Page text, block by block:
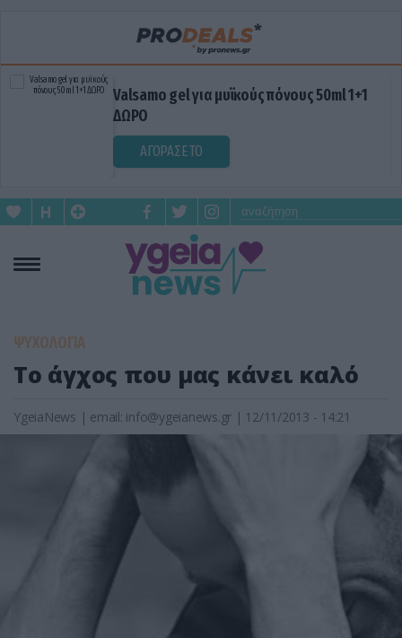
Valsamo gel για μυϊκούς πόνους 50ml 1+1
ΔΩΡΟ
ΑΓΟΡΑΣΕ ΤΟ
ΨΥΧΟΛΟΓΙΑ
Το άγχος που μας κάνει καλό
YgeiaNews | email: info@ygeianews.gr | 12/11/2013 - 14:21